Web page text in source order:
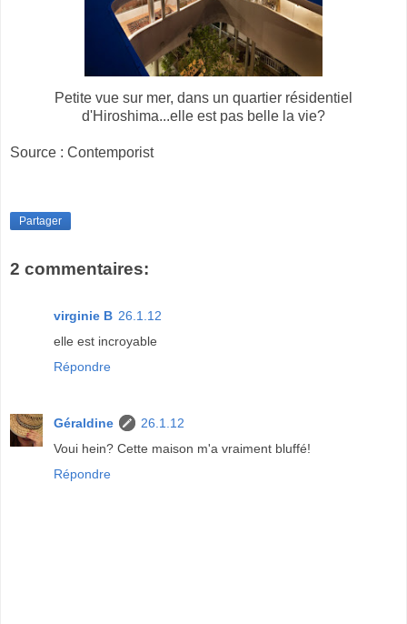
Petite vue sur mer, dans un quartier résidentiel
d'Hiroshima...elle est pas belle la vie?
Source : Contemporist
Partager
2 commentaires:
virginie B 26.1.12
elle est incroyable
Répondre
Géraldine
26.1.12
Voui hein? Cette maison m'a vraiment bluffé!
Répondre